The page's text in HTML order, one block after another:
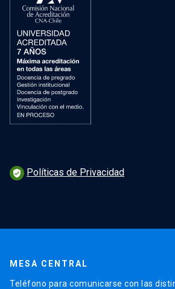
verified_user Políticas de Privacidad
MESA CENTRAL
Teléfono para comunicarse con las